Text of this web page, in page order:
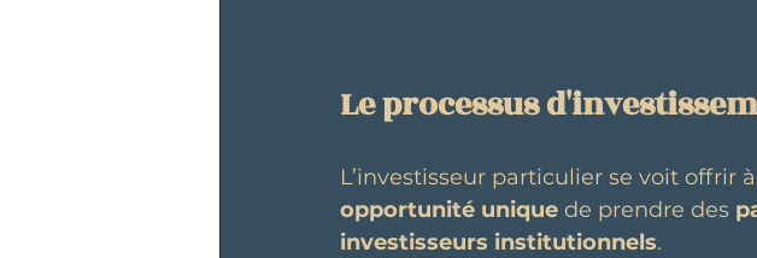
Le processus
L’investisseur particulier se voit offrir
opportunité unique de prendre des
investisseurs institutionnels.